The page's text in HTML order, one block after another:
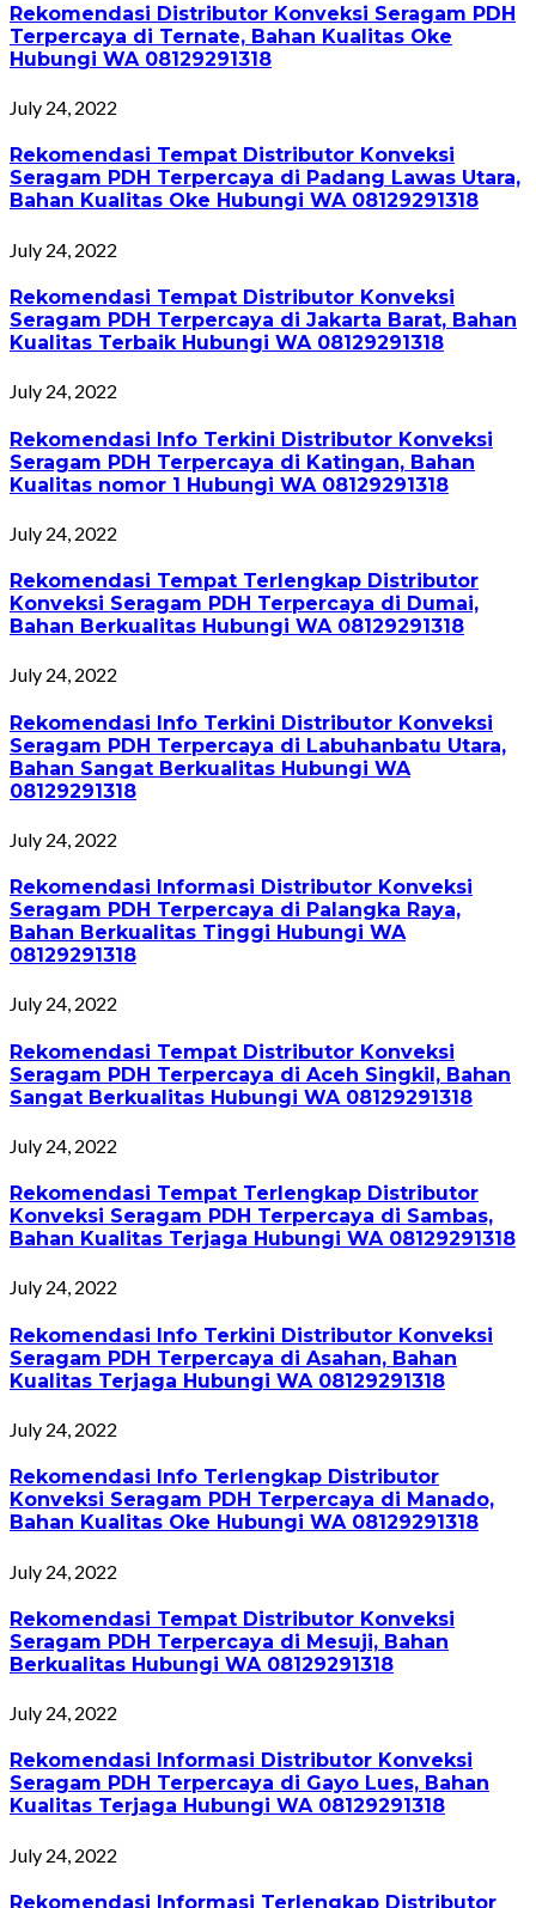
Rekomendasi Distributor Konveksi Seragam PDH
Terpercaya di Ternate, Bahan Kualitas Oke
Hubungi WA 08129291318
July 24, 2022
Rekomendasi Tempat Distributor Konveksi
Seragam PDH Terpercaya di Padang Lawas Utara,
Bahan Kualitas Oke Hubungi WA 08129291318
July 24, 2022
Rekomendasi Tempat Distributor Konveksi
Seragam PDH Terpercaya di Jakarta Barat, Bahan
Kualitas Terbaik Hubungi WA 08129291318
July 24, 2022
Rekomendasi Info Terkini Distributor Konveksi
Seragam PDH Terpercaya di Katingan, Bahan
Kualitas nomor 1 Hubungi WA 08129291318
July 24, 2022
Rekomendasi Tempat Terlengkap Distributor
Konveksi Seragam PDH Terpercaya di Dumai,
Bahan Berkualitas Hubungi WA 08129291318
July 24, 2022
Rekomendasi Info Terkini Distributor Konveksi
Seragam PDH Terpercaya di Labuhanbatu Utara,
Bahan Sangat Berkualitas Hubungi WA
08129291318
July 24, 2022
Rekomendasi Informasi Distributor Konveksi
Seragam PDH Terpercaya di Palangka Raya,
Bahan Berkualitas Tinggi Hubungi WA
08129291318
July 24, 2022
Rekomendasi Tempat Distributor Konveksi
Seragam PDH Terpercaya di Aceh Singkil, Bahan
Sangat Berkualitas Hubungi WA 08129291318
July 24, 2022
Rekomendasi Tempat Terlengkap Distributor
Konveksi Seragam PDH Terpercaya di Sambas,
Bahan Kualitas Terjaga Hubungi WA 08129291318
July 24, 2022
Rekomendasi Info Terkini Distributor Konveksi
Seragam PDH Terpercaya di Asahan, Bahan
Kualitas Terjaga Hubungi WA 08129291318
July 24, 2022
Rekomendasi Info Terlengkap Distributor
Konveksi Seragam PDH Terpercaya di Manado,
Bahan Kualitas Oke Hubungi WA 08129291318
July 24, 2022
Rekomendasi Tempat Distributor Konveksi
Seragam PDH Terpercaya di Mesuji, Bahan
Berkualitas Hubungi WA 08129291318
July 24, 2022
Rekomendasi Informasi Distributor Konveksi
Seragam PDH Terpercaya di Gayo Lues, Bahan
Kualitas Terjaga Hubungi WA 08129291318
July 24, 2022
Rekomendasi Informasi Terlengkap Distributor